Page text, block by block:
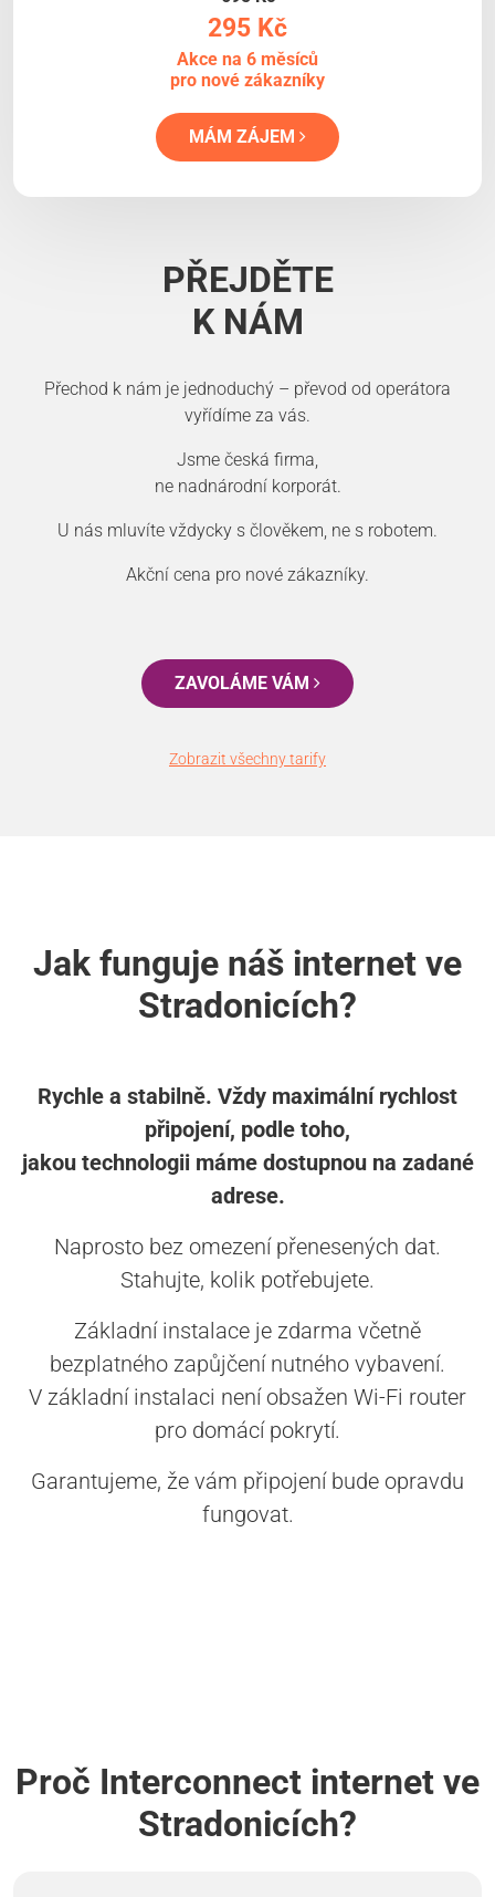
295 Kč
Akce na 6 měsíců
pro nové zákazníky
MÁM ZÁJEM
PŘEJDĚTE
K NÁM
Přechod k nám je jednoduchý – převod od operátora
vyřídíme za vás.
Jsme česká firma,
ne nadnárodní korporát.
U nás mluvíte vždycky s člověkem, ne s robotem.
Akční cena pro nové zákazníky.
ZAVOLÁME VÁM
Zobrazit všechny tarify
Jak funguje náš internet ve
Stradonicích?
Rychle a stabilně. Vždy maximální rychlost
připojení, podle toho,
jakou technologii máme dostupnou na zadané
adrese.
Naprosto bez omezení přenesených dat.
Stahujte, kolik potřebujete.
Základní instalace je zdarma včetně
bezplatného zapůjčení nutného vybavení.
V základní instalaci není obsažen Wi-Fi router
pro domácí pokrytí.
Garantujeme, že vám připojení bude opravdu
fungovat.
Proč Interconnect internet ve
Stradonicích?